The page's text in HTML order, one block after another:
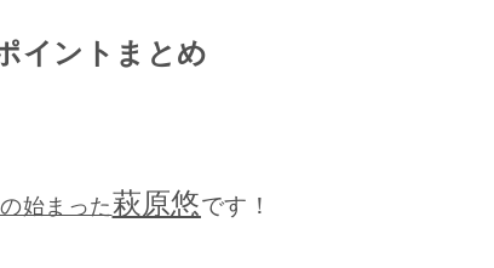
イントまとめ
始まった萩原悠です！